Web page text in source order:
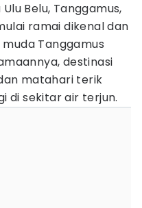
Belu, Tanggamus,
ramai dikenal dan
Tanggamus
destinasi
matahari terik
di sekitar air terjun.